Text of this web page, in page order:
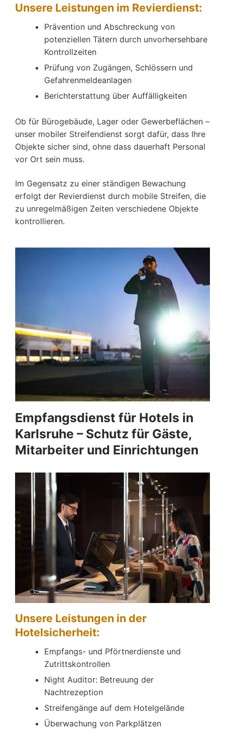
Unsere Leistungen im Revierdienst:
Prävention und Abschreckung von
potenziellen Tätern durch unvorhersehbare
Kontrollzeiten
Prüfung von Zugängen, Schlössern und
Gefahrenmeldeanlagen
Berichterstattung über Auffälligkeiten
Ob für Bürogebäude, Lager oder Gewerbeflächen –
unser mobiler Streifendienst sorgt dafür, dass Ihre
Objekte sicher sind, ohne dass dauerhaft Personal
vor Ort sein muss.
Im Gegensatz zu einer ständigen Bewachung
erfolgt der Revierdienst durch mobile Streifen, die
zu unregelmäßigen Zeiten verschiedene Objekte
kontrollieren.
Empfangsdienst für Hotels in
Karlsruhe – Schutz für Gäste,
Mitarbeiter und Einrichtungen
Unsere Leistungen in der
Hotelsicherheit:
Empfangs- und Pförtnerdienste und
Zutrittskontrollen
Night Auditor: Betreuung der
Nachtrezeption
Streifengänge auf dem Hotelgelände
Überwachung von Parkplätzen